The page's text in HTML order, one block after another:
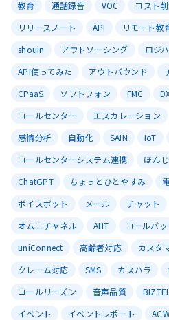
教育
通話録音 VOC コスト
リリースノート
API リモート教
shouin
アウトソーシング ロジ
API使ってみた
アウトバウンド
CPaaS
ソフトフォン FMC
コールセンター
エスカレーション
感情分析
自動化 SAIN IoT
コールセンターシステム連携
ほん
ChatGPT
ちょっとひとやすみ
ボイスボット
メール チャット
オムニチャネル
AHT コールバッ
uniConnect
高齢者対応
カスタ
クレーム対応
SMS カスハラ
コールリーズン
音声品質
イベント
イベントレポート